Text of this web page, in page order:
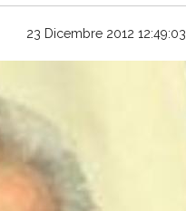
23 Dicembre 2012 12:49:03